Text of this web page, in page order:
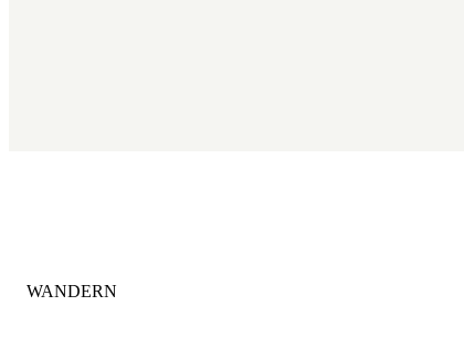
KATEGORIE
WANDERN